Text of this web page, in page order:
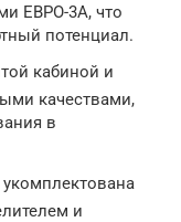
ЕВРО-3А, что
потенциал.
кабиной и
качествами,
в
и